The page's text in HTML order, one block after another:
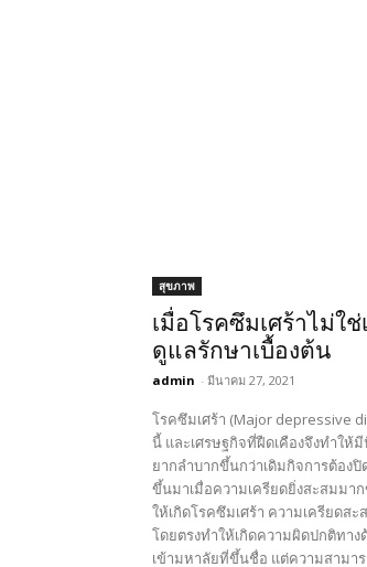
สุขภาพ
เมื่อโรคซึมเศร้าไม่ใ
ดูแลรักษาเบื้องต้น
admin - มีนาคม 27, 2021
โรคซึมเศร้า (Major depressive
นี้ และเศรษฐกิจที่ฝืดเคืองจึงทำใ
ยากลำบากขึ้นกว่าเดิมกิจการต้อง
ขึ้นมาเมื่อความเครียดยิ่งสะสมมา
ให้เกิดโรคซึมเศร้า ความเครียด
โดยตรงทำให้เกิดความผิดปกติทา
เข้ามหาลัยที่ขึ้นชื่อ แต่ความสามา